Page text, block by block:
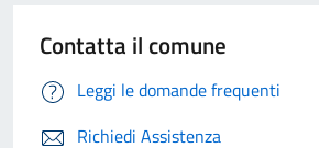
Contatta il comune
Leggi le domande frequenti
Richiedi Assistenza